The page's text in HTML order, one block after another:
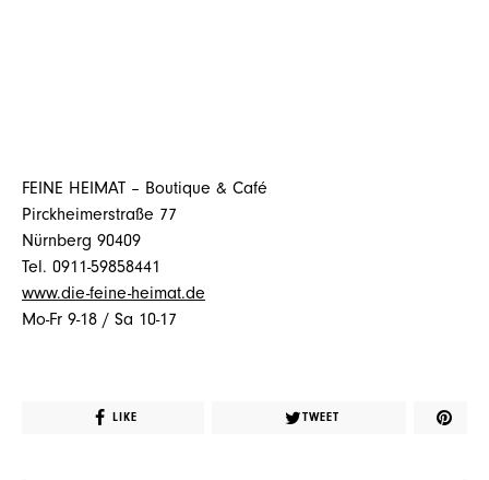
FEINE HEIMAT – Boutique & Café
Pirckheimerstraße 77
Nürnberg 90409
Tel. 0911-59858441
www.die-feine-heimat.de
Mo-Fr 9-18 / Sa 10-17
LIKE TWEET